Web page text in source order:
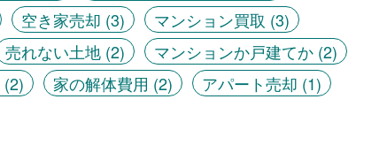
空き家売却 (3) マンション買取 (3)
売れない土地 (2) マンションか戸建てか (2)
(2) 家の解体費用 (2) アパート売却 (1)